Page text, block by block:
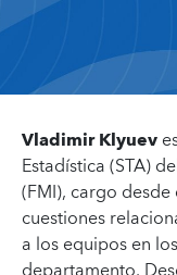
Vladimir Klyuev
Estadística (STA)
(FMI), cargo
cuestiones
a los equipos en